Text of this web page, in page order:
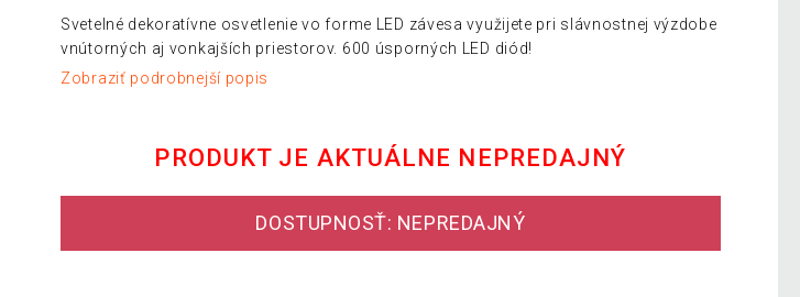
Svetelné dekoratívne osvetlenie vo forme LED závesa využijete pri slávnostnej výzdobe
vnútorných aj vonkajších priestorov. 600 úsporných LED diód!
Zobraziť podrobnejší popis
PRODUKT JE AKTUÁLNE NEPREDAJNÝ
DOSTUPNOSŤ: NEPREDAJNÝ